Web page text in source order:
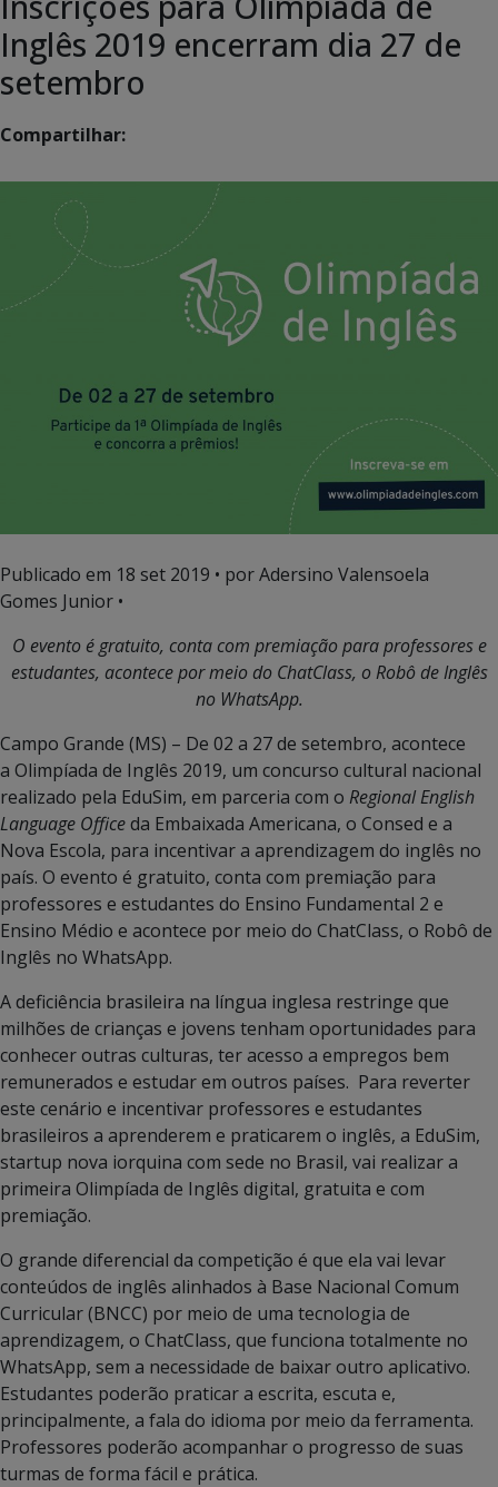
Inglês 2019 encerram dia 27 de
setembro
Compartilhar:
Publicado em 18 set 2019 • por Adersino Valensoela
Gomes Junior •
O evento é gratuito, conta com premiação para professores e
estudantes, acontece por meio do ChatClass, o Robô de Inglês
no WhatsApp.
Campo Grande (MS) – De 02 a 27 de setembro, acontece
a Olimpíada de Inglês 2019, um concurso cultural nacional
realizado pela EduSim, em parceria com o Regional English
Language Officeda Embaixada Americana, o Consed e a
Nova Escola, para incentivar a aprendizagem do inglês no
país. O evento é gratuito, conta com premiação para
professores e estudantes do Ensino Fundamental 2 e
Ensino Médio e acontece por meio do ChatClass, o Robô de
Inglês no WhatsApp.
A deficiência brasileira na língua inglesa restringe que
milhões de crianças e jovens tenham oportunidades para
conhecer outras culturas, ter acesso a empregos bem
remunerados e estudar em outros países. Para reverter
este cenário e incentivar professores e estudantes
brasileiros a aprenderem e praticarem o inglês, a EduSim,
startup nova iorquina com sede no Brasil, vai realizar a
primeira Olimpíada de Inglês digital, gratuita e com
premiação.
O grande diferencial da competição é que ela vai levar
conteúdos de inglês alinhados à Base Nacional Comum
Curricular (BNCC) por meio de uma tecnologia de
aprendizagem, o ChatClass, que funciona totalmente no
WhatsApp, sem a necessidade de baixar outro aplicativo.
Estudantes poderão praticar a escrita, escuta e,
principalmente, a fala do idioma por meio da ferramenta.
Professores poderão acompanhar o progresso de suas
turmas de forma fácil e prática.